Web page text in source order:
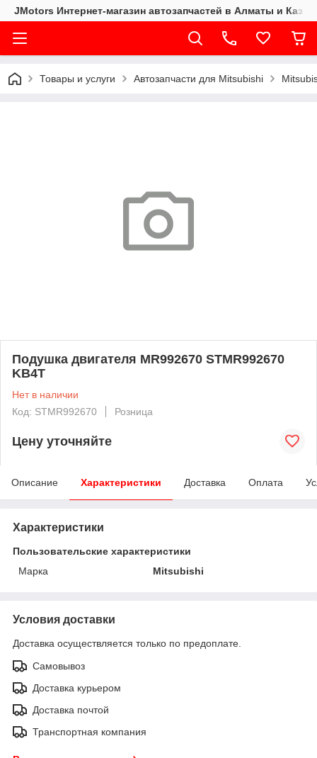
JMotors Интернет-магазин автозапчастей в Алматы и
Товары и услуги Автозапчасти для Mitsubishi
Подушка двигателя MR992670 STMR992670
KB4T
Нет в наличии
Код: STMR992670
Розница
Цену уточняйте
Описание Характеристики Доставка Оплата
Характеристики
Пользовательские характеристики
Марка
Mitsubishi
Условия доставки
Доставка осуществляется только по предоплате.
Самовывоз
Доставка курьером
Доставка почтой
Транспортная компания